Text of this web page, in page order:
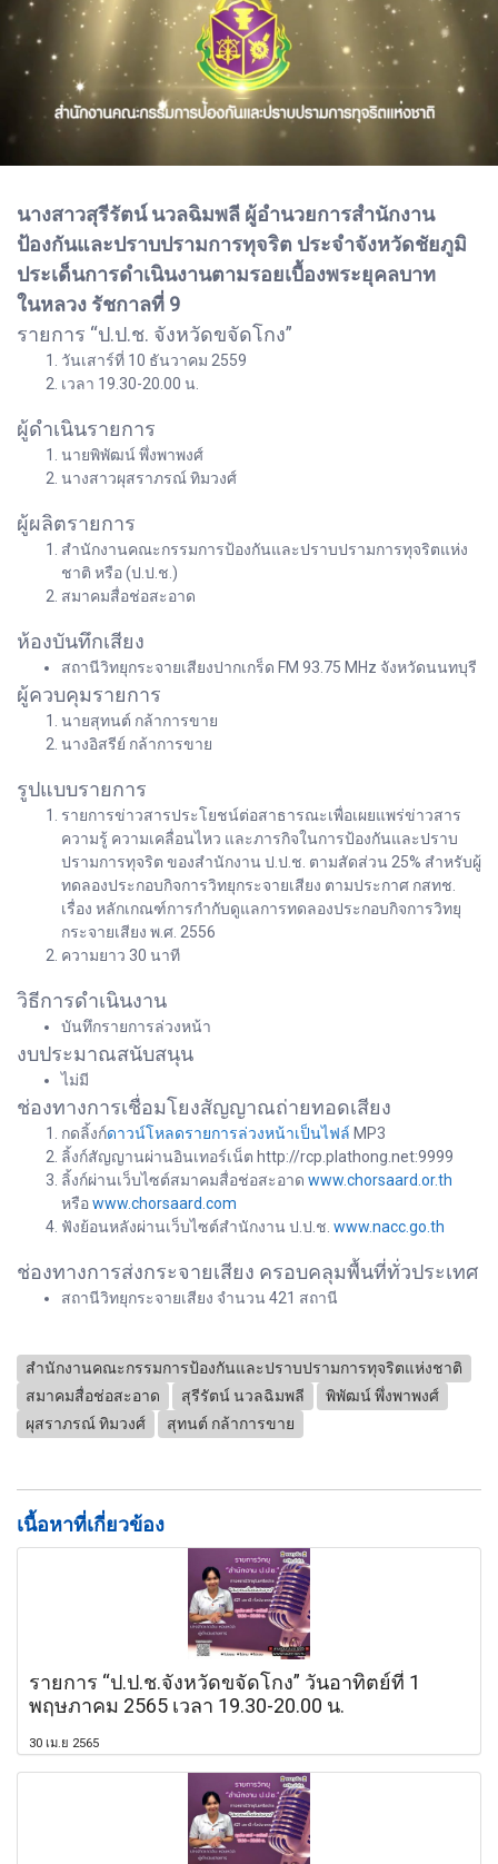
นางสาวสุรีรัตน์ นวลฉิมพลี ผู้อำนวยการสำนักงาน
ป้องกันและปราบปรามการทุจริต ประจำจังหวัดชัยภูมิ
ประเด็นการดำเนินงานตามรอยเบื้องพระยุคลบาท
ในหลวง รัชกาลที่ 9
รายการ “ป.ป.ช. จังหวัดขจัดโกง”
วันเสาร์ที่ 10 ธันวาคม 2559
เวลา 19.30-20.00 น.
ผู้ดำเนินรายการ
นายพิพัฒน์ พึ่งพาพงศ์
นางสาวผุสราภรณ์ ทิมวงศ์
ผู้ผลิตรายการ
สำนักงานคณะกรรมการป้องกันและปราบปรามการทุจริตแห่ง
ชาติ หรือ (ป.ป.ช.)
สมาคมสื่อช่อสะอาด
ห้องบันทึกเสียง
สถานีวิทยุกระจายเสียงปากเกร็ด FM 93.75 MHz จังหวัดนนทบุรี
ผู้ควบคุมรายการ
นายสุทนต์ กล้าการขาย
นางอิสรีย์ กล้าการขาย
รูปแบบรายการ
รายการข่าวสารประโยชน์ต่อสาธารณะเพื่อเผยแพร่ข่าวสาร
ความรู้ ความเคลื่อนไหว และภารกิจในการป้องกันและปราบ
ปรามการทุจริต ของสำนักงาน ป.ป.ช. ตามสัดส่วน 25% สำหรับผู้
ทดลองประกอบกิจการวิทยุกระจายเสียง ตามประกาศ กสทช.
เรื่อง หลักเกณฑ์การกำกับดูแลการทดลองประกอบกิจการวิทยุ
กระจายเสียง พ.ศ. 2556
ความยาว 30 นาที
วิธีการดำเนินงาน
บันทึกรายการล่วงหน้า
งบประมาณสนับสนุน
ไม่มี
ช่องทางการเชื่อมโยงสัญญาณถ่ายทอดเสียง
กดลิ้งก์ดาวน์โหลดรายการล่วงหน้าเป็นไฟล์ MP3
ลิ้งก์สัญญานผ่านอินเทอร์เน็ต http://rcp.plathong.net:9999
ลิ้งก์ผ่านเว็บไซต์สมาคมสื่อช่อสะอาด www.chorsaard.or.th
หรือwww.chorsaard.com
ฟังย้อนหลังผ่านเว็บไซต์สำนักงาน ป.ป.ช. www.nacc.go.th
ช่องทางการส่งกระจายเสียง ครอบคลุมพื้นที่ทั่วประเทศ
สถานีวิทยุกระจายเสียง จำนวน 421 สถานี
สำนักงานคณะกรรมการป้องกันและปราบปรามการทุจริตแห่งชาติ
สมาคมสื่อช่อสะอาด
สุรีรัตน์ นวลฉิมพลี
พิพัฒน์ พึ่งพาพงศ์
ผุสราภรณ์ ทิมวงศ์
สุทนต์ กล้าการขาย
เนื้อหาที่เกี่ยวข้อง
รายการ “ป.ป.ช.จังหวัดขจัดโกง” วันอาทิตย์ที่ 1
พฤษภาคม 2565 เวลา 19.30-20.00 น.
30 เม.ย 2565